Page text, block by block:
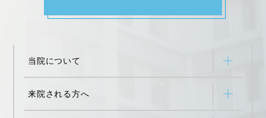
当院について
来院される方へ